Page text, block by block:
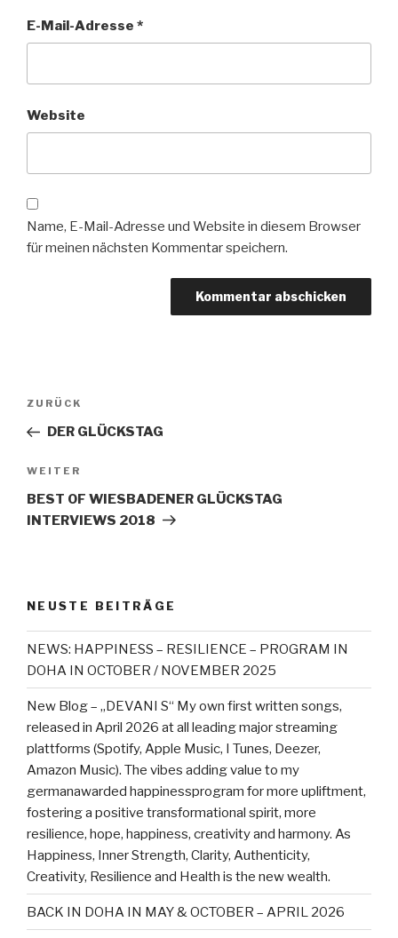
E-Mail-Adresse *
Website
Name, E-Mail-Adresse und Website in diesem Browser
für meinen nächsten Kommentar speichern.
Beitragsnavigation
Vorheriger
Beitrag
ZURÜCK
DER GLÜCKSTAG
Nächster
Beitrag
WEITER
BEST OF WIESBADENER GLÜCKSTAG
INTERVIEWS 2018
NEUSTE BEITRÄGE
NEWS: HAPPINESS – RESILIENCE – PROGRAM IN
DOHA IN OCTOBER / NOVEMBER 2025
New Blog – „DEVANI S“ My own first written songs,
released in April 2026 at all leading major streaming
plattforms (Spotify, Apple Music, I Tunes, Deezer,
Amazon Music). The vibes adding value to my
germanawarded happinessprogram for more upliftment,
fostering a positive transformational spirit, more
resilience, hope, happiness, creativity and harmony. As
Happiness, Inner Strength, Clarity, Authenticity,
Creativity, Resilience and Health is the new wealth.
BACK IN DOHA IN MAY & OCTOBER – APRIL 2026